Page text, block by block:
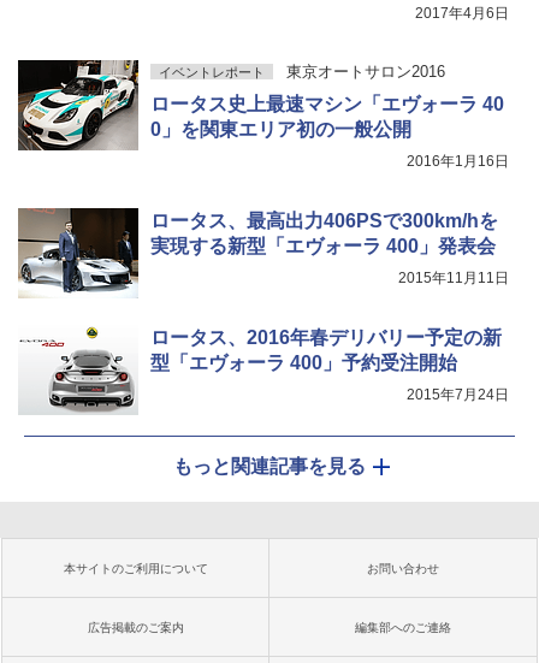
2017年4月6日
イベントレポート 東京オートサロン2016
ロータス史上最速マシン「エヴォーラ 40
0」を関東エリア初の一般公開
2016年1月16日
ロータス、最高出力406PSで300km/hを
実現する新型「エヴォーラ 400」発表会
2015年11月11日
ロータス、2016年春デリバリー予定の新
型「エヴォーラ 400」予約受注開始
2015年7月24日
もっと関連記事を見る
本サイトのご利用について お問い合わせ
広告掲載のご案内 編集部へのご連絡